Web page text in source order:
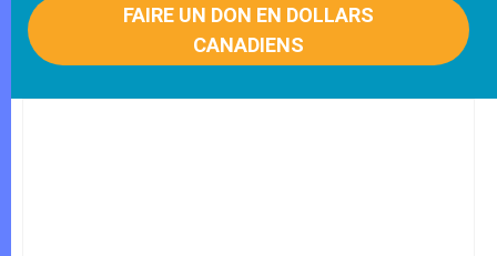
FAIRE UN DON EN DOLLARS
CANADIENS